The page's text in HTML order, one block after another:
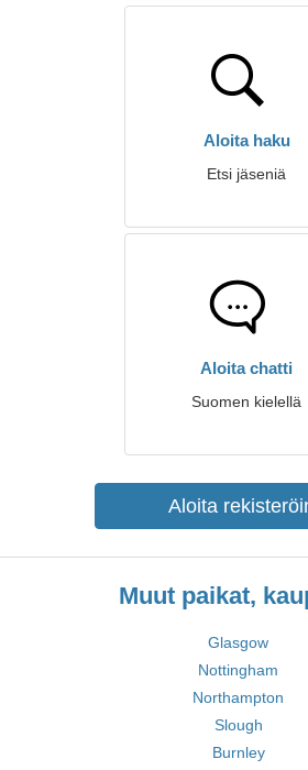
Aloita haku
Etsi jäseniä
Aloita chatti
Suomen kielellä
Aloita
Muut paikat,
Glasgow
Nottingham
Northampton
Slough
Burnley